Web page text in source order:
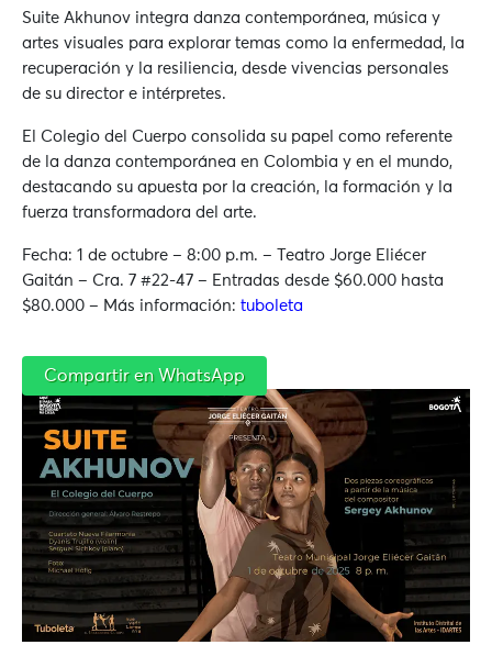
Suite Akhunov integra danza contemporánea, música y
artes visuales para explorar temas como la enfermedad, la
recuperación y la resiliencia, desde vivencias personales
de su director e intérpretes.
El Colegio del Cuerpo consolida su papel como referente
de la danza contemporánea en Colombia y en el mundo,
destacando su apuesta por la creación, la formación y la
fuerza transformadora del arte.
Fecha: 1 de octubre – 8:00 p.m. – Teatro Jorge Eliécer
Gaitán – Cra. 7 #22-47 – Entradas desde $60.000 hasta
$80.000 – Más información: tuboleta
Compartir en WhatsApp